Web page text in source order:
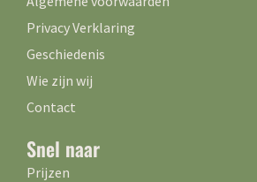
Privacy Verklaring
Geschiedenis
Wie zijn wij
Contact
Snel naar
Prijzen